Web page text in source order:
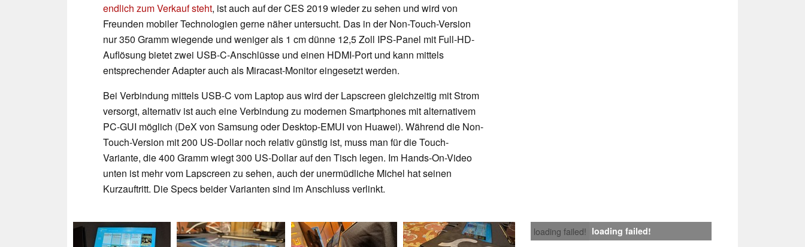
endlich zum Verkauf steht, ist auch auf der CES 2019 wieder zu sehen und wird von
Freunden mobiler Technologien gerne näher untersucht. Das in der Non-Touch-Version
nur 350 Gramm wiegende und weniger als 1 cm dünne 12,5 Zoll IPS-Panel mit Full-HD-
Auflösung bietet zwei USB-C-Anschlüsse und einen HDMI-Port und kann mittels
entsprechender Adapter auch als Miracast-Monitor eingesetzt werden.
Bei Verbindung mittels USB-C vom Laptop aus wird der Lapscreen gleichzeitig mit Strom
versorgt, alternativ ist auch eine Verbindung zu modernen Smartphones mit alternativem
PC-GUI möglich (DeX von Samsung oder Desktop-EMUI von Huawei). Während die Non-
Touch-Version mit 200 US-Dollar noch relativ günstig ist, muss man für die Touch-
Variante, die 400 Gramm wiegt 300 US-Dollar auf den Tisch legen. Im Hands-On-Video
unten ist mehr vom Lapscreen zu sehen, auch der unermüdliche Michel hat seinen
Kurzauftritt. Die Specs beider Varianten sind im Anschluss verlinkt.
loading failed! loading failed!